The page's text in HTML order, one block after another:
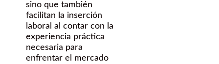
sino que también
facilitan la inserción
laboral al contar con la
experiencia práctica
necesaria para
enfrentar el mercado